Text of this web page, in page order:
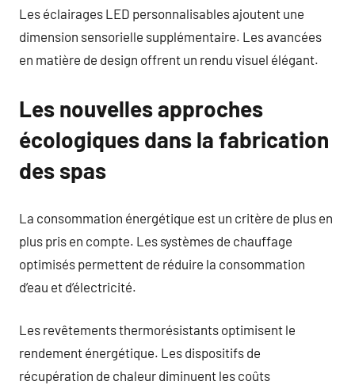
Les éclairages LED personnalisables ajoutent une
dimension sensorielle supplémentaire. Les avancées
en matière de design offrent un rendu visuel élégant.
Les nouvelles approches
écologiques dans la fabrication
des spas
La consommation énergétique est un critère de plus en
plus pris en compte. Les systèmes de chauffage
optimisés permettent de réduire la consommation
d’eau et d’électricité.
Les revêtements thermorésistants optimisent le
rendement énergétique. Les dispositifs de
récupération de chaleur diminuent les coûts